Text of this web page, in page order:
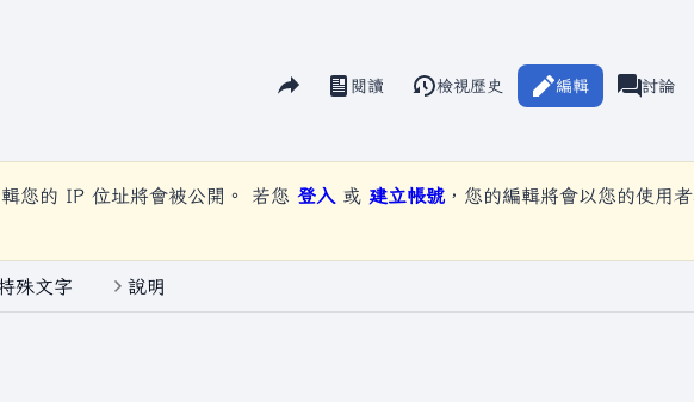
分享此頁面
視圖閱讀 編輯
檢視歷史 頁面
討論
您的 IP 位址將會被公開。 若您 登入 或 建立帳號 ，您的編輯將會以您的使用
殊文字 說明